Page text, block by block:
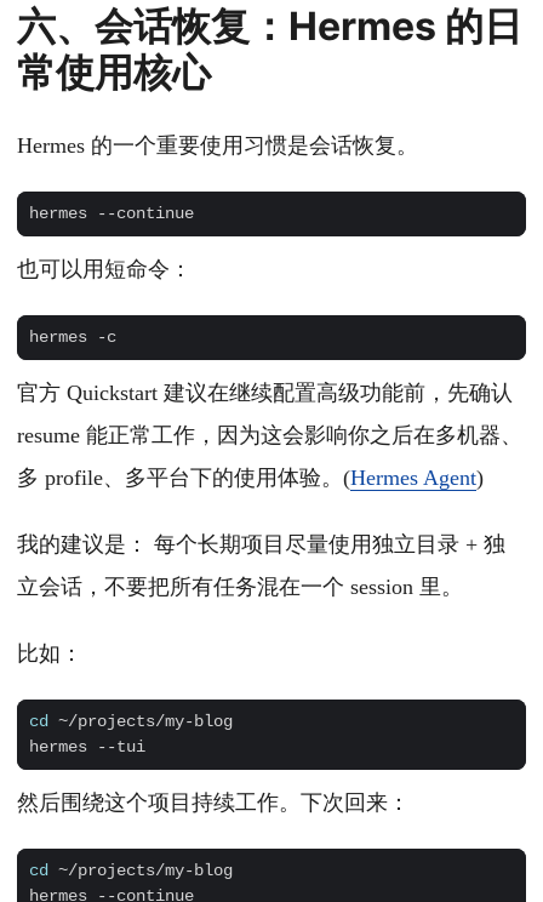
六、会话恢复：Hermes 的日
常使用核心
Hermes 的一个重要使用习惯是会话恢复。
也可以用短命令：
官方 Quickstart 建议在继续配置高级功能前，先确认
resume 能正常工作，因为这会影响你之后在多机器、
多 profile、多平台下的使用体验。(Hermes Agent)
我的建议是： 每个长期项目尽量使用独立目录 + 独
立会话，不要把所有任务混在一个 session 里。
比如：
cd
然后围绕这个项目持续工作。下次回来：
cd